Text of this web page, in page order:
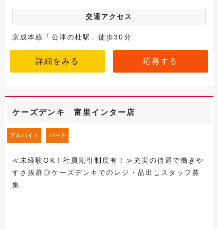
交通アクセス
京成本線「公津の杜駅」徒歩30分
詳細をみる 応募する
ケーズデンキ 富里インター店
アルバイト パート
≪未経験OK！社員割引制度有！≫充実の待遇で働きや
すさ抜群◎ケーズデンキでのレジ・品出しスタッフ募
集